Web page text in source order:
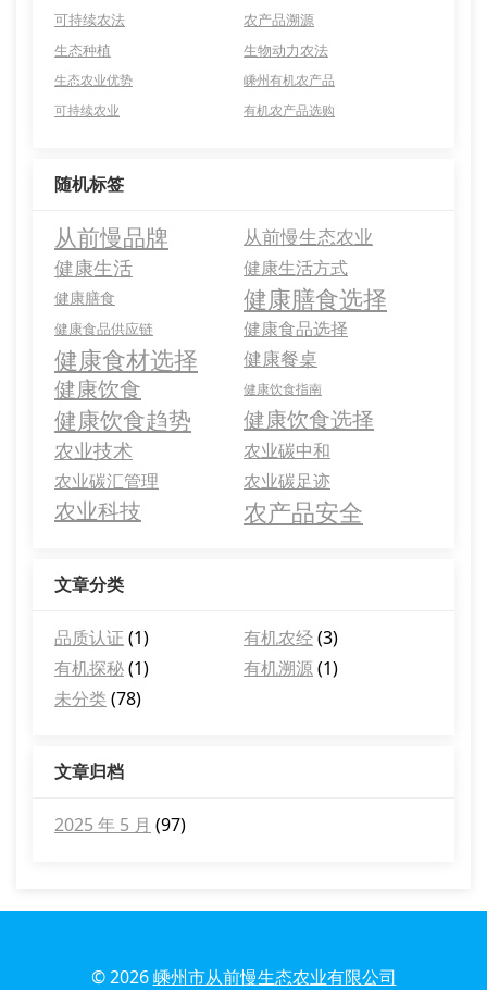
可持续农法
农产品溯源
生态种植
生物动力农法
生态农业优势
嵊州有机农产品
可持续农业
有机农产品选购
随机标签
从前慢品牌 从前慢生态农业
健康生活 健康生活方式
健康膳食 健康膳食选择
健康食品供应链 健康食品选择
健康食材选择 健康餐桌
健康饮食 健康饮食指南
健康饮食趋势 健康饮食选择
农业技术
农业碳中和
农业碳汇管理
农业碳足迹
农业科技 农产品安全
文章分类
品质认证 (1) 有机农经(3)
有机探秘(1) 有机溯源(1)
未分类(78)
文章归档
2025 年 5 月 (97)
© 2026嵊州市从前慢生态农业有限公司